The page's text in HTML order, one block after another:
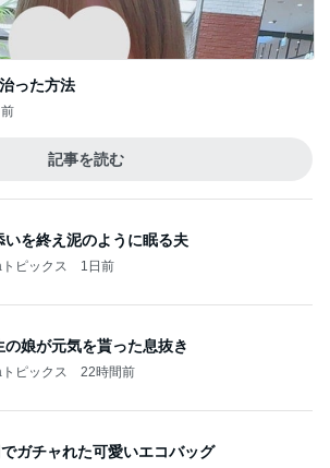
った方法
記事を読む
いを終え泥のように眠る夫
ピックス 1日前
の娘が元気を貰った息抜き
ピックス 22時間前
ガチャれた可愛いエコバッグ